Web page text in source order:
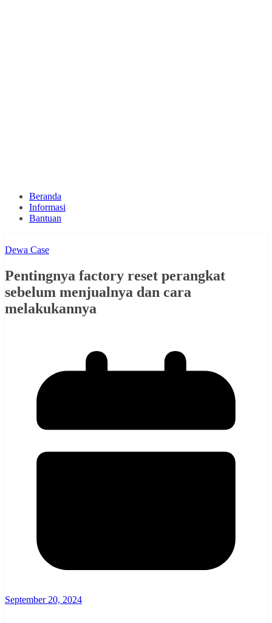
Beranda
Informasi
Bantuan
Dewa Case
Pentingnya factory reset perangkat
sebelum menjualnya dan cara
melakukannya
September 20, 2024